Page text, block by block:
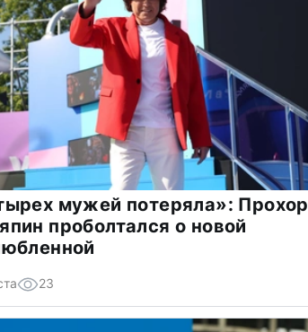
мужей потеряла»: Прохор
проболтался о новой
23